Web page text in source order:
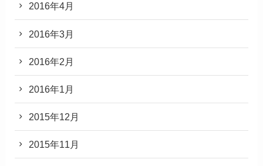
2016年4月
2016年3月
2016年2月
2016年1月
2015年12月
2015年11月